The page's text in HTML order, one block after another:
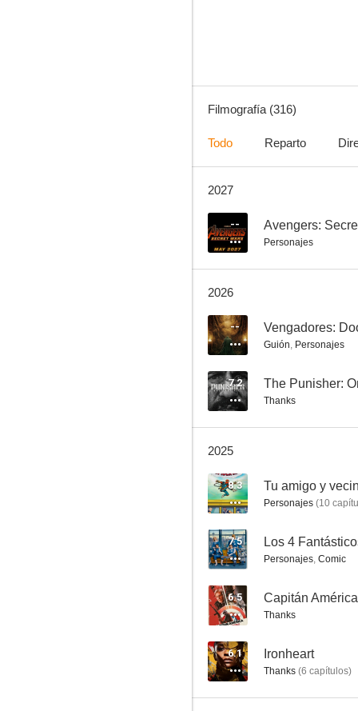
Spider-Man: Brand New Day
8.4
Filmografía (316)
Todo Reparto
2027
-- Avengers:
Personajes
2026
-- Vengadores:
Guión, Personajes
7.2 The Punisher:
Thanks
2025
8.3 Tu amigo y
Personajes (10
7.5 Los 4
Personajes, Comic
6.5
Thanks
6.1 Ironheart
Thanks (6 capítulos)